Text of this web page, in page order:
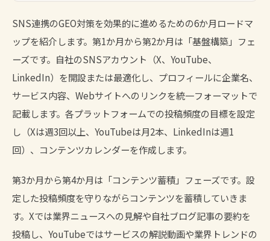
SNS連携のGEO対策を効果的に進めるための6か月ロードマ
ップを紹介します。第1か月から第2か月は「基盤構築」フェ
ーズです。自社のSNSアカウント（X、YouTube、
LinkedIn）を開設または最適化し、プロフィールに企業名、
サービス内容、Webサイトへのリンクを統一フォーマットで
記載します。各プラットフォームでの投稿頻度の目標を設定
し（Xは週3回以上、YouTubeは月2本、LinkedInは週1
回）、コンテンツカレンダーを作成します。
第3か月から第4か月は「コンテンツ蓄積」フェーズです。設
定した投稿頻度を守りながらコンテンツを蓄積していきま
す。Xでは業界ニュースへの見解や自社ブログ記事の要約を
投稿し、YouTubeではサービスの解説動画や業界トレンドの